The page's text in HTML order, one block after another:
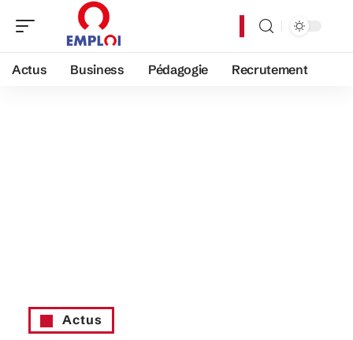
Actus Business Pédagogie Recrutement
Actus